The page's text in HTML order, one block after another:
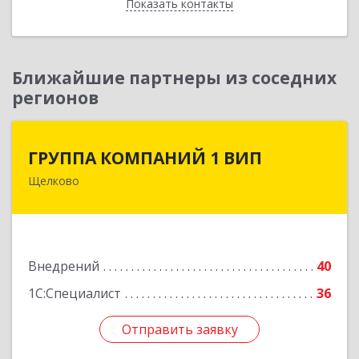
Показать контакты
Назад
Ближайшие партнеры из соседних
регионов
ГРУППА КОМПАНИЙ 1 ВИП
Щелково
Внедрений
40
1С:Специалист
36
Отправить заявку
ГРУППА КОМПАНИЙ 1 ВИП
141170, Московская обл, Щелковский р-н,
Отправить заявку